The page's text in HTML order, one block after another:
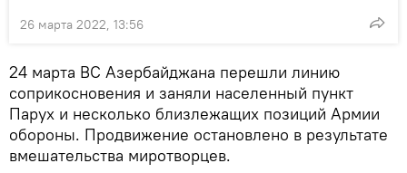
26 марта 2022, 13:56
24 марта ВС Азербайджана перешли линию
соприкосновения и заняли населенный пункт
Парух и несколько близлежащих позиций Армии
обороны. Продвижение остановлено в результате
вмешательства миротворцев.